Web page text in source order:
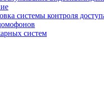
системы контроля
систем